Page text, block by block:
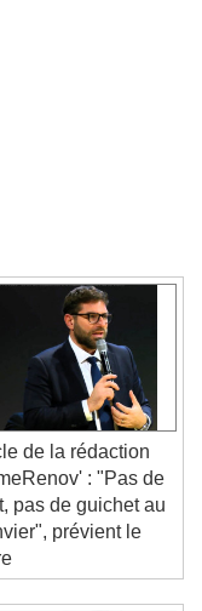
: "Pas de
pas de guichet au
prévient le